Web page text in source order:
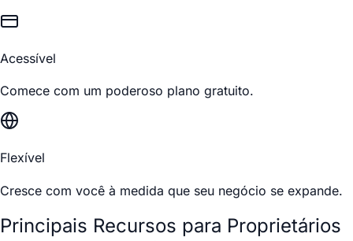
Acessível
Comece com um poderoso plano gratuito.
Flexível
Cresce com você à medida que seu negócio se expande.
Principais Recursos para Proprietários